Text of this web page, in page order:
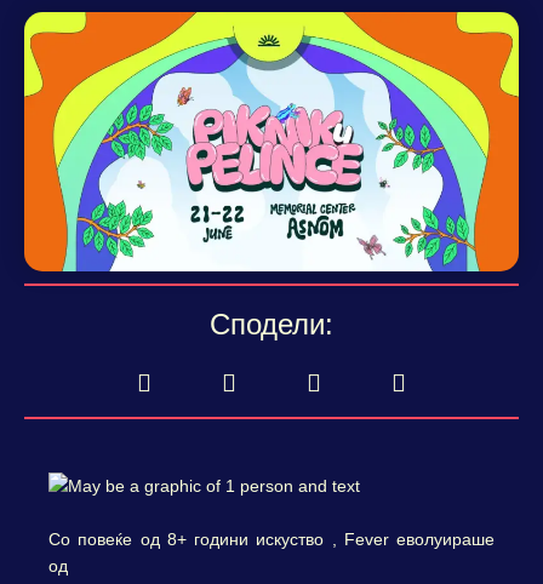
Сподели:
Со повеќе од 8+ години искуство , Fever еволуираше
од